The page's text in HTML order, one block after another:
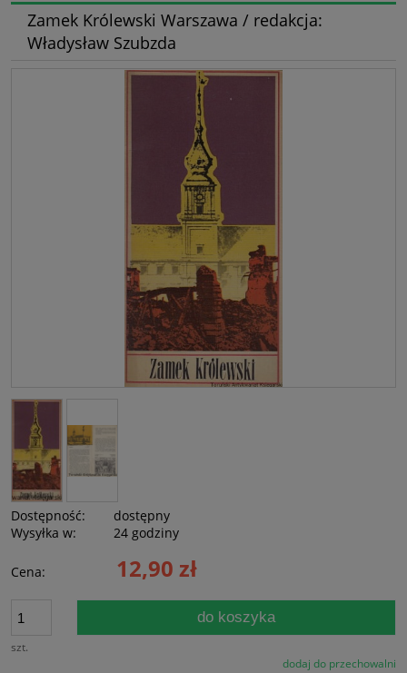
Zamek Królewski Warszawa / redakcja:
Władysław Szubzda
Dostępność:
dostępny
Wysyłka w:
24 godziny
Cena: 12,90 zł
szt.
do koszyka
dodaj do przechowalni